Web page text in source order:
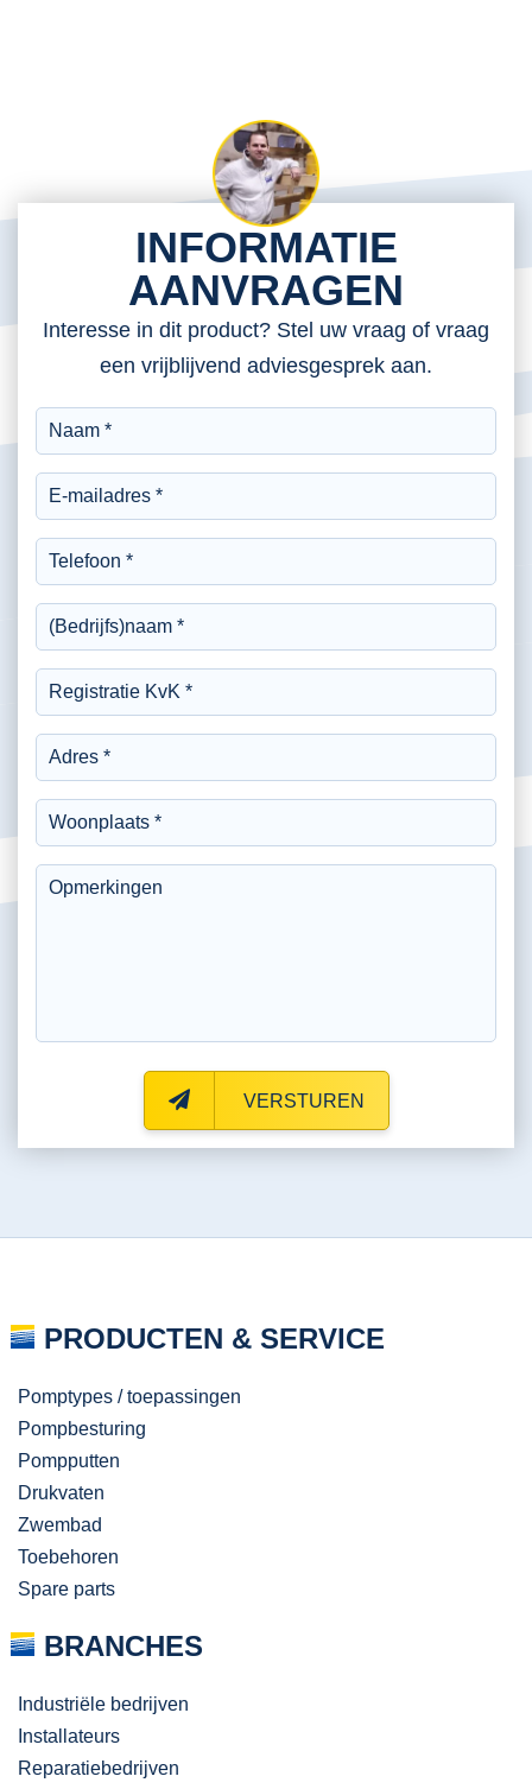
INFORMATIE
AANVRAGEN
Interesse in dit product? Stel uw vraag of vraag
een vrijblijvend adviesgesprek aan.
VERSTUREN
PRODUCTEN & SERVICE
Pomptypes / toepassingen
Pompbesturing
Pompputten
Drukvaten
Zwembad
Toebehoren
Spare parts
BRANCHES
Industriële bedrijven
Installateurs
Reparatiebedrijven